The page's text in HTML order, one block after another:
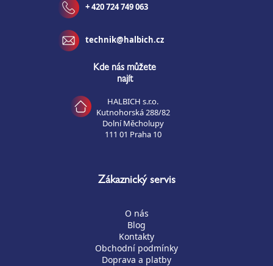
+ 420 724 749 063
technik@halbich.cz
Kde nás můžete
najít
HALBICH s.r.o.
Kutnohorská 288/82
Dolní Měcholupy
111 01 Praha 10
Zákaznický servis
O nás
Blog
Kontakty
Obchodní podmínky
Doprava a platby